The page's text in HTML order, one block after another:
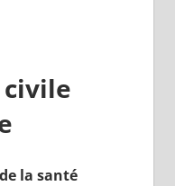
la santé